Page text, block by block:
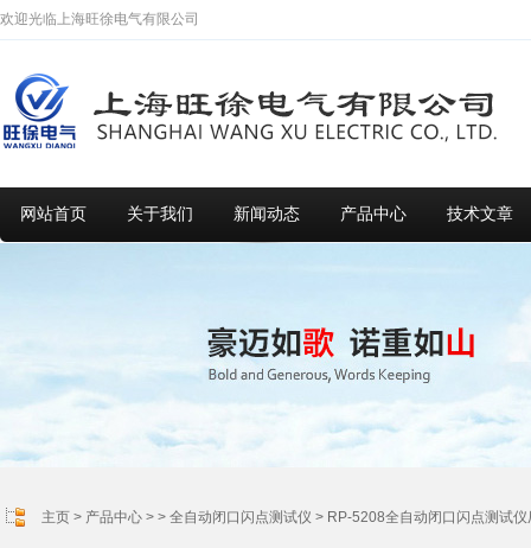
欢迎光临上海旺徐电气有限公司
网站首页 关于我们 新闻动态 产品中心 技术文章
主页 > 产品中心 > > 全自动闭口闪点测试仪 > RP-5208全自动闭口闪点测试仪